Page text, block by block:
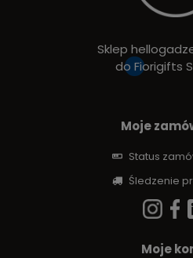
Sklep
do Fiorigifts
Moje
Status
Śledzenie
Moje